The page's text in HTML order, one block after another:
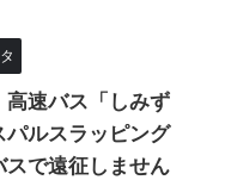
高速バス「しみず
パルスラッピング
で遠征しません